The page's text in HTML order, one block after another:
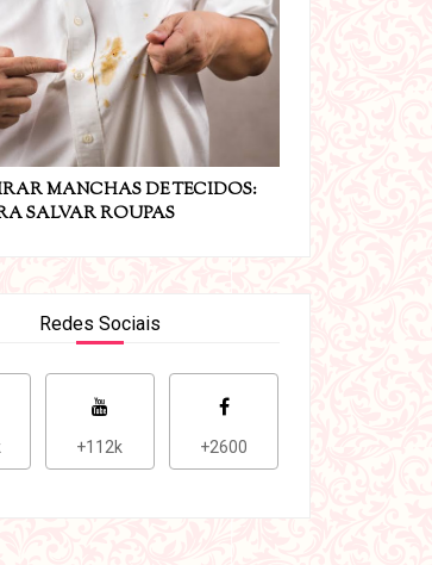
MANCHAS DE TECIDOS:
SALVAR ROUPAS
Redes Sociais
+112k +2600